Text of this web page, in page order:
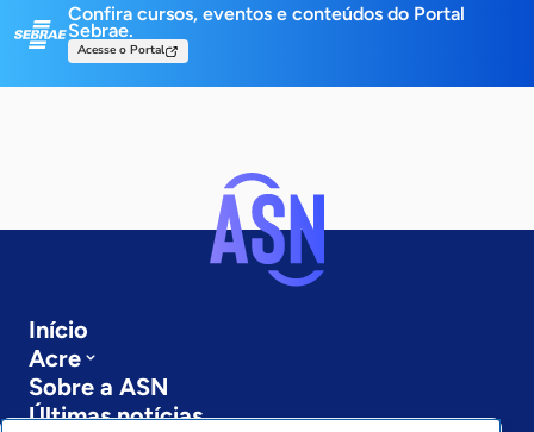
Confira cursos, eventos e conteúdos do Portal
Sebrae.
Acesse o Portal
Início
Acre
Sobre a ASN
Últimas notícias